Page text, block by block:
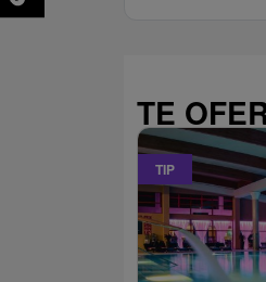
TE
TIP